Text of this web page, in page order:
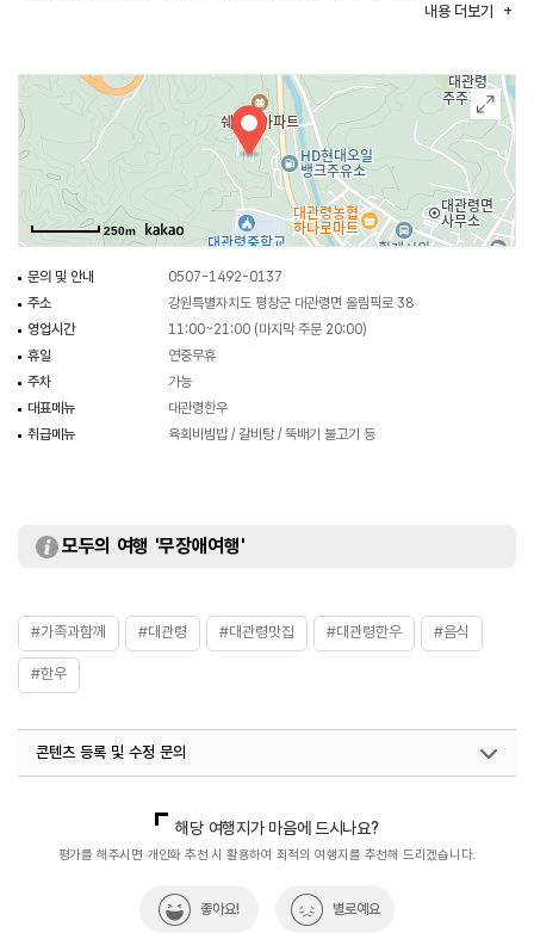
내용 더보기
250m
문의 및 안내
0507-1492-0137
주소
강원특별자치도 평창군 대관령면 올림픽로 38
영업시간
11:00~21:00 (마지막 주문 20:00)
휴일
연중무휴
주차
가능
대표메뉴
대관령한우
취급메뉴
육회비빔밥 / 갈비탕 / 뚝배기 불고기 등
모두의 여행 '무장애여행'
#가족과함께 #대관령 #대관령맛집 #대관령한우 #음식
#한우
콘텐츠 등록 및 수정 문의
해당 여행지가 마음에 드시나요?
평가를 해주시면 개인화 추천 시 활용하여 최적의 여행지를 추천해 드리겠습니다.
좋아요! 별로예요